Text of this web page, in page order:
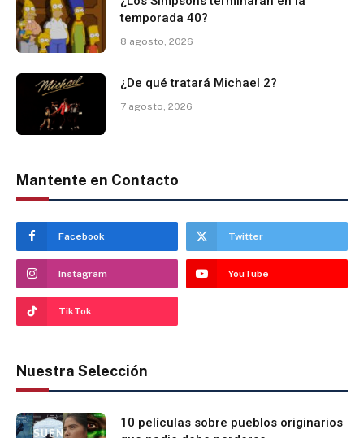
temporada 40?
8 agosto, 2026
¿De qué tratará Michael 2?
7 agosto, 2026
Mantente en Contacto
Facebook Twitter
Instagram YouTube
TikTok
Nuestra Selección
10 películas sobre pueblos originarios